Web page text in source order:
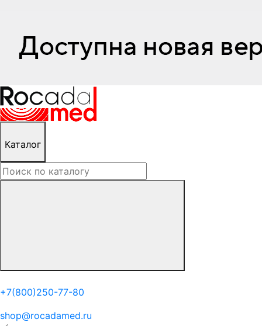
Каталог
+7(800)250-77-80
shop@rocadamed.ru